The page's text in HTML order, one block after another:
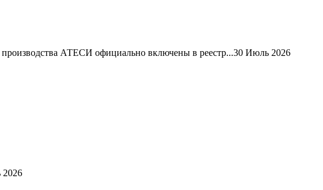
АТЕСИ официально включены в реестр...30 Июль 2026